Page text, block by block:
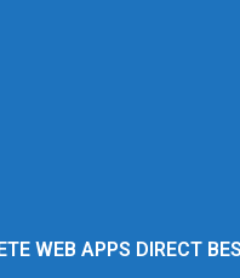
WEB APPS DIRECT